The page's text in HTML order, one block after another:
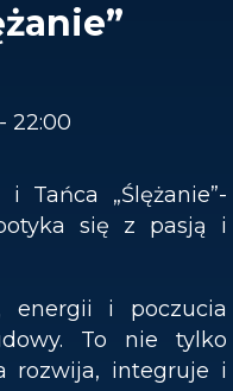
22:00
Tańca „Ślężanie”-
się z pasją i
energii i poczucia
To nie tylko
rozwija, integruje i